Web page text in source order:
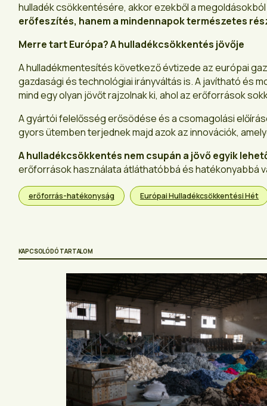
hulladék csökkentésére, akkor ezekből a
erőfeszítés, hanem a mindennapok természetes
Merre tart Európa? A hulladékcsökkentés jövője
A hulladékmentesítés következő évtizede az európai
gazdasági és technológiai irányváltás is. A javítható és
mind egy olyan jövőt rajzolnak ki, ahol az erőforrások
A gyártói felelősség erősödése és a csomagolási
gyors ütemben terjednek majd azok az innovációk,
A hulladékcsökkentés nem csupán a jövő egyik
erőforrások használata átláthatóbbá és hatékonyabbá
erőforrás-hatékonyság Európai Hulladékcsökkentési Hét
KAPCSOLÓDÓ TARTALOM